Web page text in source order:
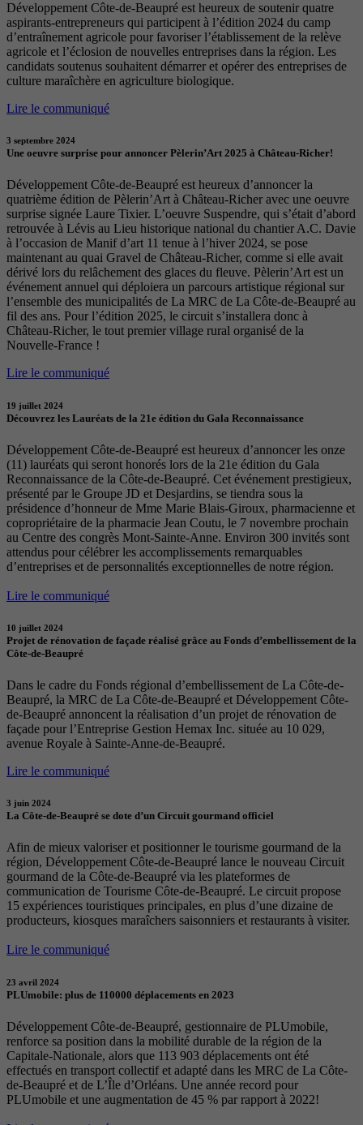
Développement Côte-de-Beaupré est heureux de soutenir quatre
aspirants-entrepreneurs qui participent à l’édition 2024 du camp
d’entraînement agricole pour favoriser l’établissement de la relève
agricole et l’éclosion de nouvelles entreprises dans la région. Les
candidats soutenus souhaitent démarrer et opérer des entreprises de
culture maraîchère en agriculture biologique.
Lire le communiqué
3 septembre 2024
Une oeuvre surprise pour annoncer Pèlerin’Art 2025 à Château-Richer!
Développement Côte-de-Beaupré est heureux d’annoncer la
quatrième édition de Pèlerin’Art à Château-Richer avec une oeuvre
surprise signée Laure Tixier. L’oeuvre Suspendre, qui s’était d’abord
retrouvée à Lévis au Lieu historique national du chantier A.C. Davie
à l’occasion de Manif d’art 11 tenue à l’hiver 2024, se pose
maintenant au quai Gravel de Château-Richer, comme si elle avait
dérivé lors du relâchement des glaces du fleuve. Pèlerin’Art est un
événement annuel qui déploiera un parcours artistique régional sur
l’ensemble des municipalités de La MRC de La Côte-de-Beaupré au
fil des ans. Pour l’édition 2025, le circuit s’installera donc à
Château-Richer, le tout premier village rural organisé de la
Nouvelle-France !
Lire le communiqué
19 juillet 2024
Découvrez les Lauréats de la 21e édition du Gala Reconnaissance
Développement Côte-de-Beaupré est heureux d’annoncer les onze
(11) lauréats qui seront honorés lors de la 21e édition du Gala
Reconnaissance de la Côte-de-Beaupré. Cet événement prestigieux,
présenté par le Groupe JD et Desjardins, se tiendra sous la
présidence d’honneur de Mme Marie Blais-Giroux, pharmacienne et
copropriétaire de la pharmacie Jean Coutu, le 7 novembre prochain
au Centre des congrès Mont-Sainte-Anne. Environ 300 invités sont
attendus pour célébrer les accomplissements remarquables
d’entreprises et de personnalités exceptionnelles de notre région.
Lire le communiqué
10 juillet 2024
Projet de rénovation de façade réalisé grâce au Fonds d’embellissement de la
Côte-de-Beaupré
Dans le cadre du Fonds régional d’embellissement de La Côte-de-
Beaupré, la MRC de La Côte-de-Beaupré et Développement Côte-
de-Beaupré annoncent la réalisation d’un projet de rénovation de
façade pour l’Entreprise Gestion Hemax Inc. située au 10 029,
avenue Royale à Sainte-Anne-de-Beaupré.
Lire le communiqué
3 juin 2024
La Côte-de-Beaupré se dote d’un Circuit gourmand officiel
Afin de mieux valoriser et positionner le tourisme gourmand de la
région, Développement Côte-de-Beaupré lance le nouveau Circuit
gourmand de la Côte-de-Beaupré via les plateformes de
communication de Tourisme Côte-de-Beaupré. Le circuit propose
15 expériences touristiques principales, en plus d’une dizaine de
producteurs, kiosques maraîchers saisonniers et restaurants à visiter.
Lire le communiqué
23 avril 2024
PLUmobile: plus de 110000 déplacements en 2023
Développement Côte-de-Beaupré, gestionnaire de PLUmobile,
renforce sa position dans la mobilité durable de la région de la
Capitale-Nationale, alors que 113 903 déplacements ont été
effectués en transport collectif et adapté dans les MRC de La Côte-
de-Beaupré et de L’Île d’Orléans. Une année record pour
PLUmobile et une augmentation de 45 % par rapport à 2022!